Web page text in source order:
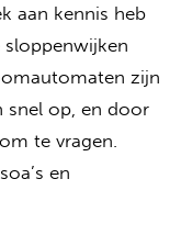
aan kennis heb
zijn
snel op, en door
te vragen.
en